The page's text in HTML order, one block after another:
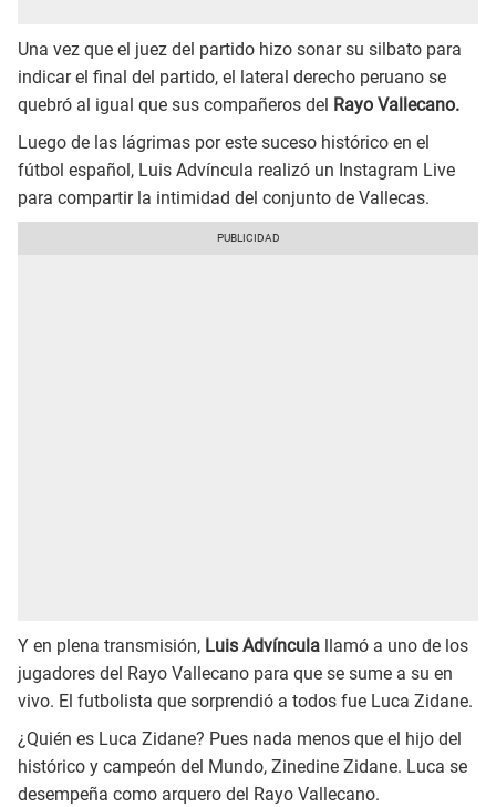
Una vez que el juez del partido hizo sonar su silbato para
indicar el final del partido, el lateral derecho peruano se
quebró al igual que sus compañeros del Rayo Vallecano.
Luego de las lágrimas por este suceso histórico en el
fútbol español, Luis Advíncula realizó un Instagram Live
para compartir la intimidad del conjunto de Vallecas.
Y en plena transmisión, Luis Advíncula llamó a uno de los
jugadores del Rayo Vallecano para que se sume a su en
vivo. El futbolista que sorprendió a todos fue Luca Zidane.
¿Quién es Luca Zidane? Pues nada menos que el hijo del
histórico y campeón del Mundo, Zinedine Zidane. Luca se
desempeña como arquero del Rayo Vallecano.